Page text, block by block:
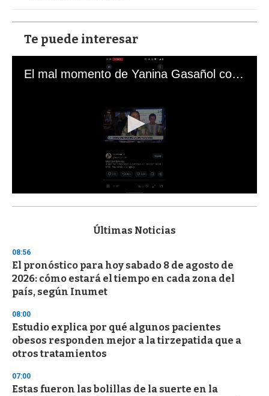
Te puede interesar
El mal momento de Yanina Gasañol con un hincha argentino en "Subrayado"
s
d
s
o
f
3
s
e
c
o
n
Últimas Noticias
08:56
El pronóstico para hoy sabado 8 de agosto de
2026: cómo estará el tiempo en cada zona del
país, según Inumet
08:00
Estudio explica por qué algunos pacientes
obesos responden mejor a la tirzepatida que a
otros tratamientos
07:00
Estas fueron las bolillas de la suerte en la